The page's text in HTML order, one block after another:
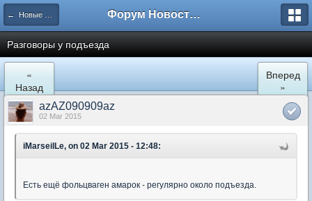
← Новые Водники Форум Новостройки
Разговоры у подъезда
«
Назад
Вперед
»
azAZ090909az
02 Mar 2015
iMarseilLe, on 02 Mar 2015 - 12:48:
Есть ещё фольцваген амарок - регулярно около подъезда.